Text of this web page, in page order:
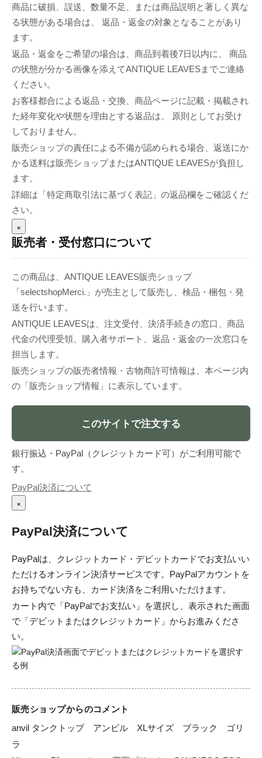
商品に破損、誤送、数量不足、または商品説明と著しく異な
る状態がある場合は、 返品・返金の対象となることがあり
ます。
返品・返金をご希望の場合は、商品到着後7日以内に、 商品
の状態が分かる画像を添えてANTIQUE LEAVESまでご連絡
ください。
お客様都合による返品・交換、商品ページに記載・掲載され
た経年変化や状態を理由とする返品は、 原則としてお受け
しておりません。
販売ショップの責任による不備が認められる場合、返送にか
かる送料は販売ショップまたはANTIQUE LEAVESが負担し
ます。
詳細は「特定商取引法に基づく表記」の返品欄をご確認くだ
さい。
×
販売者・受付窓口について
この商品は、ANTIQUE LEAVES販売ショップ
「selectshopMerci.」が売主として販売し、検品・梱包・発
送を行います。
ANTIQUE LEAVESは、注文受付、決済手続きの窓口、商品
代金の代理受領、購入者サポート、返品・返金の一次窓口を
担当します。
販売ショップの販売者情報・古物商許可情報は、本ページ内
の「販売ショップ情報」に表示しています。
このサイトで注文する
銀行振込・PayPal（クレジットカード可）がご利用可能で
す。
PayPal決済について
×
PayPal決済について
PayPalは、クレジットカード・デビットカードでお支払いい
ただけるオンライン決済サービスです。PayPalアカウントを
お持ちでない方も、カード決済をご利用いただけます。
カート内で「PayPalでお支払い」を選択し、表示された画面
で「デビットまたはクレジットカード」からお進みくださ
い。
販売ショップからのコメント
anvil タンクトップ　アンビル　XLサイズ　ブラック　ゴリ
ラ